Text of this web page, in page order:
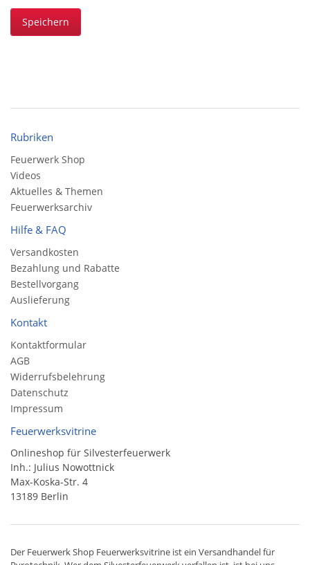
Speichern
Rubriken
Feuerwerk Shop
Videos
Aktuelles & Themen
Feuerwerksarchiv
Hilfe & FAQ
Versandkosten
Bezahlung und Rabatte
Bestellvorgang
Auslieferung
Kontakt
Kontaktformular
AGB
Widerrufsbelehrung
Datenschutz
Impressum
Feuerwerksvitrine
Onlineshop für Silvesterfeuerwerk
Inh.: Julius Nowottnick
Max-Koska-Str. 4
13189 Berlin
Der Feuerwerk Shop Feuerwerksvitrine ist ein Versandhandelfür